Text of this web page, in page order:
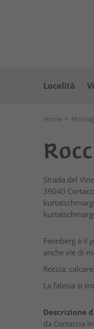
Località
Home >
Strada del Vino
39040
Fennberg è il
anche vie di
Roccia:
La falesia si
Descrizione
da Cortaccia